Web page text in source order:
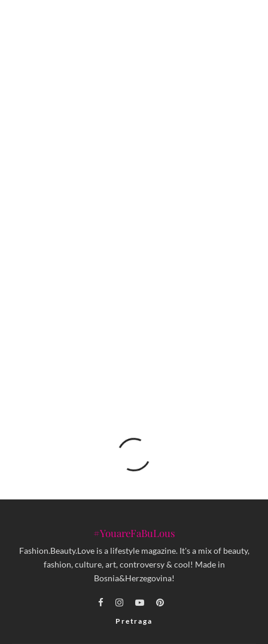
#YouareFaBuLous
Fashion.Beauty.Love is a lifestyle magazine. It's a mix of beauty,
fashion, culture, art, controversy & cool! Made in
Bosnia&Herzegovina!
Pretraga